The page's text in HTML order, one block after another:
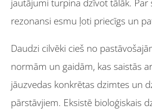
jautājumi turpina dzīvot tālāk. Par
rezonansi esmu ļoti priecīgs un
Daudzi cilvēki cieš no
normām un gaidām, kas saistās
jāuzvedas konkrētas dzimtes un
pārstāvjiem. Eksistē bioloģiskais